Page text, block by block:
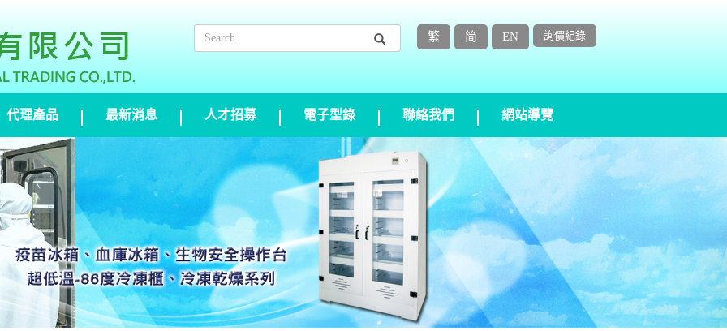
繁 简 EN 詢價紀錄
代理產品 最新消息 人才招募 電子型錄 聯絡我們 網站導覽